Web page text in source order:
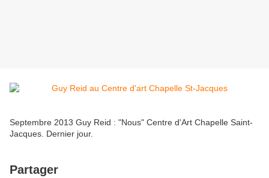
Septembre 2013 Guy Reid : "Nous" Centre d'Art Chapelle Saint-
Jacques. Dernier jour.
Partager